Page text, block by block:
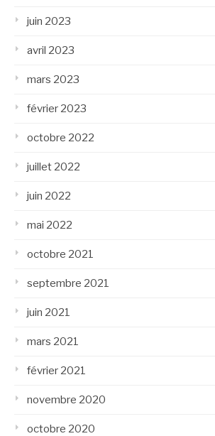
juin 2023
avril 2023
mars 2023
février 2023
octobre 2022
juillet 2022
juin 2022
mai 2022
octobre 2021
septembre 2021
juin 2021
mars 2021
février 2021
novembre 2020
octobre 2020